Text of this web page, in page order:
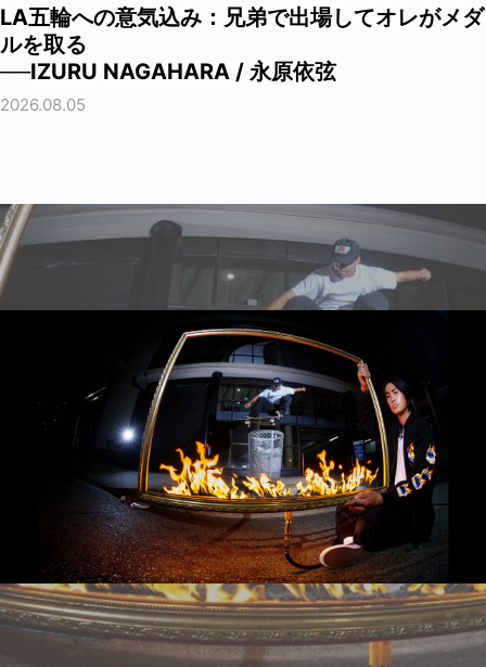
LA五輪への意気込み：兄弟で出場してオレがメダ
ルを取る
──IZURU NAGAHARA / 永原依弦
2026.08.05